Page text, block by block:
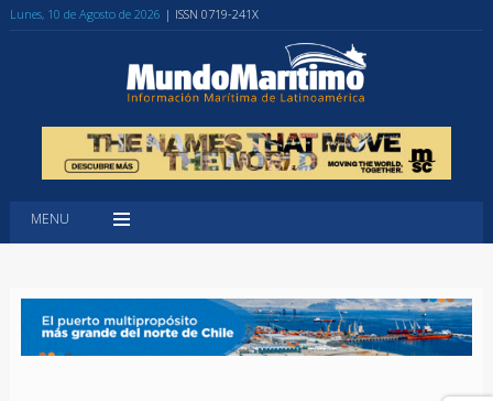
Lunes, 10 de Agosto de 2026 | ISSN 0719-241X
MENU